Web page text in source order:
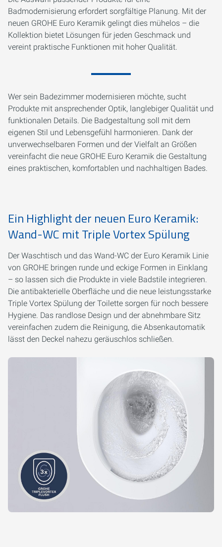
Badmodernisierung erfordert sorgfältige Planung. Mit der
neuen GROHE Euro Keramik gelingt dies mühelos – die
Kollektion bietet Lösungen für jeden Geschmack und
vereint praktische Funktionen mit hoher Qualität.
Wer sein Badezimmer modernisieren möchte, sucht
Produkte mit ansprechender Optik, langlebiger Qualität und
funktionalen Details. Die Badgestaltung soll mit dem
eigenen Stil und Lebensgefühl harmonieren. Dank der
unverwechselbaren Formen und der Vielfalt an Größen
vereinfacht die neue GROHE Euro Keramik die Gestaltung
eines praktischen, komfortablen und nachhaltigen Bades.
Ein Highlight der neuen Euro Keramik:
Wand-WC mit Triple Vortex Spülung
Der Waschtisch und das Wand-WC der Euro Keramik Linie
von GROHE bringen runde und eckige Formen in Einklang
– so lassen sich die Produkte in viele Badstile integrieren.
Die antibakterielle Oberfläche und die neue leistungsstarke
Triple Vortex Spülung der Toilette sorgen für noch bessere
Hygiene. Das randlose Design und der abnehmbare Sitz
vereinfachen zudem die Reinigung, die Absenkautomatik
lässt den Deckel nahezu geräuschlos schließen.